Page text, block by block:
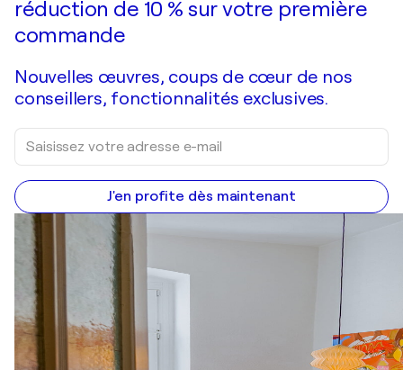
réduction de 10 % sur votre première
commande
Nouvelles œuvres, coups de cœur de nos
conseillers, fonctionnalités exclusives.
J'en profite dès maintenant